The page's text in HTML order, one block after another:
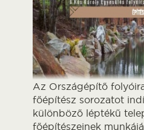
Az Országépítő
főépítész sorozatot
különböző léptékű
főépítészeinek